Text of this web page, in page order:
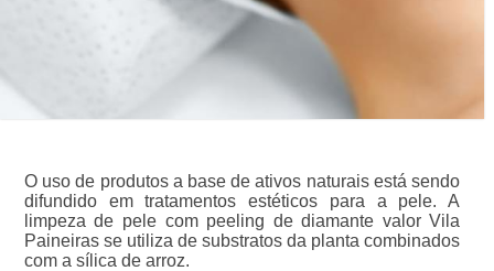
O uso de produtos a base de ativos naturais está sendo
difundido em tratamentos estéticos para a pele. A
limpeza de pele com peeling de diamante valor Vila
Paineiras se utiliza de substratos da planta combinados
com a sílica de arroz.